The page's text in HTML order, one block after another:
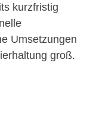
kurzfristig
Umsetzungen
groß.